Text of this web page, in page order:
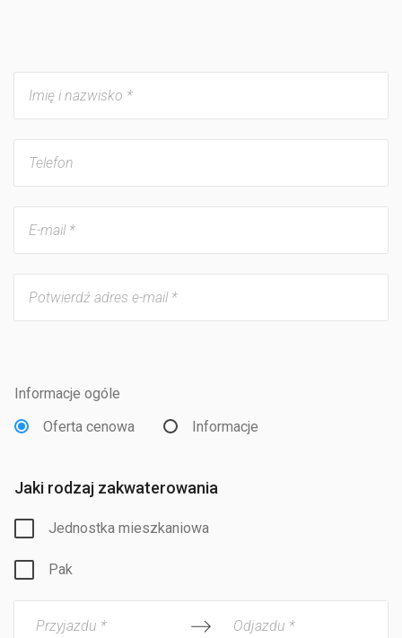
Informacje ogóle
Oferta cenowa
Informacje
Jaki rodzaj zakwaterowania
Jednostka mieszkaniowa
Pak
Przyjazdu * Odjazdu *